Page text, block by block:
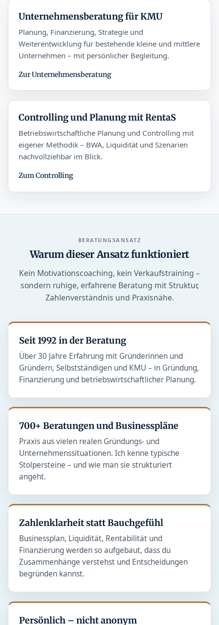
Unternehmensberatung für KMU
Planung, Finanzierung, Strategie und
Weiterentwicklung für bestehende kleine und mittlere
Unternehmen – mit persönlicher Begleitung.
Zur Unternehmensberatung
Controlling und Planung mit RentaS
Betriebswirtschaftliche Planung und Controlling mit
eigener Methodik – BWA, Liquidität und Szenarien
nachvollziehbar im Blick.
Zum Controlling
BERATUNGSANSATZ
Warum dieser Ansatz funktioniert
Kein Motivationscoaching, kein Verkaufstraining –
sondern ruhige, erfahrene Beratung mit Struktur,
Zahlenverständnis und Praxisnähe.
Seit 1992 in der Beratung
Über 30 Jahre Erfahrung mit Gründerinnen und
Gründern, Selbstständigen und KMU – in Gründung,
Finanzierung und betriebswirtschaftlicher Planung.
700+ Beratungen und Businesspläne
Praxis aus vielen realen Gründungs- und
Unternehmenssituationen. Ich kenne typische
Stolpersteine – und wie man sie strukturiert
angeht.
Zahlenklarheit statt Bauchgefühl
Businessplan, Liquidität, Rentabilität und
Finanzierung werden so aufgebaut, dass du
Zusammenhänge verstehst und Entscheidungen
begründen kannst.
Persönlich – nicht anonym